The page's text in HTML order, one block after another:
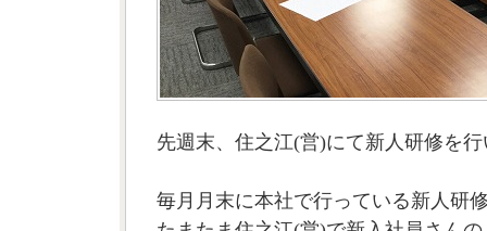
先週末、住之江(営)にて新人研修を
毎月月末に本社で行っている新人研